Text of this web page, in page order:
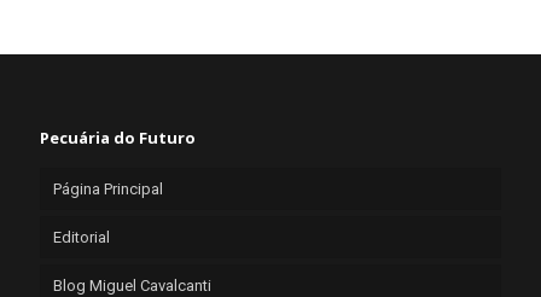
Pecuária do Futuro
Página Principal
Editorial
Blog Miguel Cavalcanti